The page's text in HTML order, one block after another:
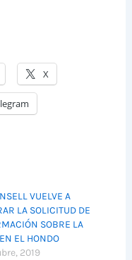
X
VUELVE A
LA SOLICITUD DE
SOBRE LA
EL HONDO
2019